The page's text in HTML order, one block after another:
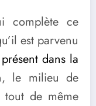
complète ce
est parvenu
dans la
le milieu de
de même